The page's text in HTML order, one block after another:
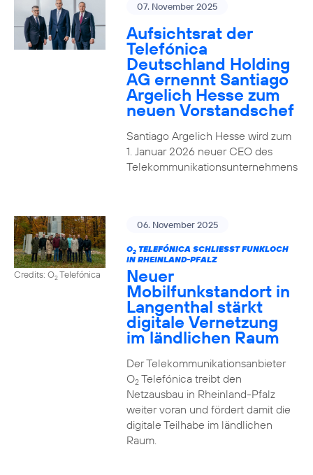
07. November 2025
Aufsichtsrat der
Telefónica
Deutschland Holding
AG ernennt Santiago
Argelich Hesse zum
neuen Vorstandschef
Santiago Argelich Hesse wird zum
1. Januar 2026 neuer CEO des
Telekommunikationsunternehmens
Credits: O2Telefónica
06. November 2025
O2TELEFÓNICA SCHLIESST FUNKLOCH I
N RHEINLAND-PFALZ
Neuer
Mobilfunkstandort in
Langenthal stärkt
digitale Vernetzung
im ländlichen Raum
Der Telekommunikationsanbieter
O2Telefónica treibt den
Netzausbau in Rheinland-Pfalz
weiter voran und fördert damit die
digitale Teilhabe im ländlichen
Raum.